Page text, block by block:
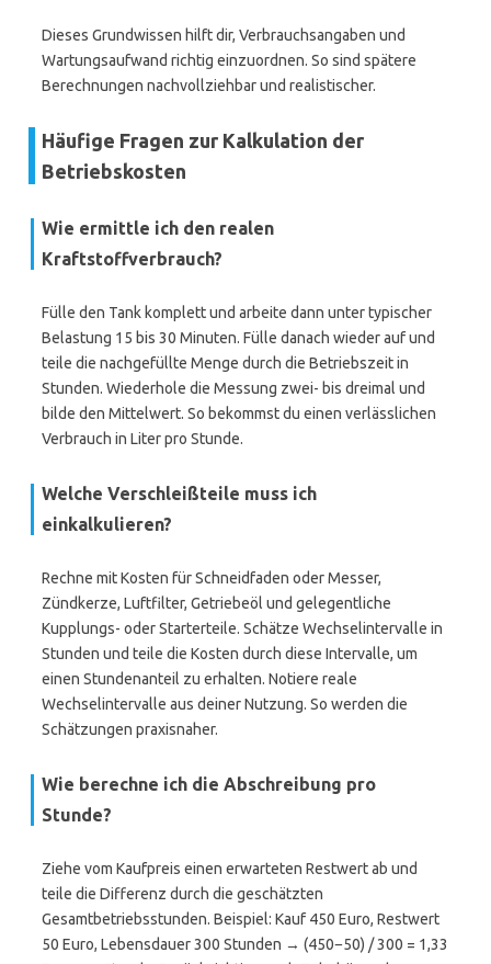
Dieses Grundwissen hilft dir, Verbrauchsangaben und
Wartungsaufwand richtig einzuordnen. So sind spätere
Berechnungen nachvollziehbar und realistischer.
Häufige Fragen zur Kalkulation der
Betriebskosten
Wie ermittle ich den realen
Kraftstoffverbrauch?
Fülle den Tank komplett und arbeite dann unter typischer
Belastung 15 bis 30 Minuten. Fülle danach wieder auf und
teile die nachgefüllte Menge durch die Betriebszeit in
Stunden. Wiederhole die Messung zwei- bis dreimal und
bilde den Mittelwert. So bekommst du einen verlässlichen
Verbrauch in Liter pro Stunde.
Welche Verschleißteile muss ich
einkalkulieren?
Rechne mit Kosten für Schneidfaden oder Messer,
Zündkerze, Luftfilter, Getriebeöl und gelegentliche
Kupplungs- oder Starterteile. Schätze Wechselintervalle in
Stunden und teile die Kosten durch diese Intervalle, um
einen Stundenanteil zu erhalten. Notiere reale
Wechselintervalle aus deiner Nutzung. So werden die
Schätzungen praxisnaher.
Wie berechne ich die Abschreibung pro
Stunde?
Ziehe vom Kaufpreis einen erwarteten Restwert ab und
teile die Differenz durch die geschätzten
Gesamtbetriebsstunden. Beispiel: Kauf 450 Euro, Restwert
50 Euro, Lebensdauer 300 Stunden → (450−50) / 300 = 1,33